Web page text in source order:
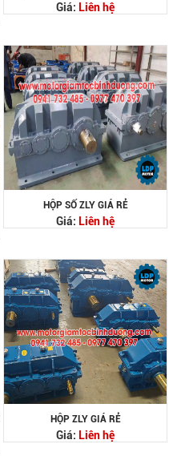
Giá: Liên hệ
HỘP SỐ ZLY GIÁ RẺ
Giá: Liên hệ
HỘP ZLY GIÁ RẺ
Giá: Liên hệ